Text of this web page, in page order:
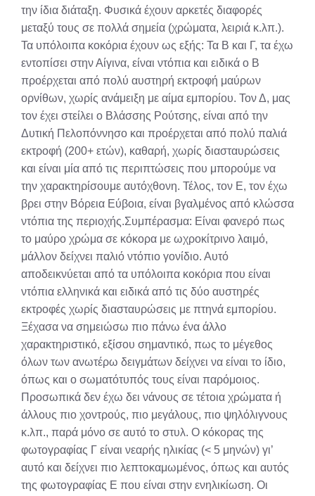
την ίδια διάταξη. Φυσικά έχουν αρκετές διαφορές
μεταξύ τους σε πολλά σημεία (χρώματα, λειριά κ.λπ.).
Τα υπόλοιπα κοκόρια έχουν ως εξής: Τα Β και Γ, τα έχω
εντοπίσει στην Αίγινα, είναι ντόπια και ειδικά ο Β
προέρχεται από πολύ αυστηρή εκτροφή μαύρων
ορνίθων, χωρίς ανάμειξη με αίμα εμπορίου. Τον Δ, μας
τον έχει στείλει ο Βλάσσης Ρούτσης, είναι από την
Δυτική Πελοπόννησο και προέρχεται από πολύ παλιά
εκτροφή (200+ ετών), καθαρή, χωρίς διασταυρώσεις
και είναι μία από τις περιπτώσεις που μπορούμε να
την χαρακτηρίσουμε αυτόχθονη. Τέλος, τον Ε, τον έχω
βρει στην Βόρεια Εύβοια, είναι βγαλμένος από κλώσσα
ντόπια της περιοχής.Συμπέρασμα: Είναι φανερό πως
το μαύρο χρώμα σε κόκορα με ωχροκίτρινο λαιμό,
μάλλον δείχνει παλιό ντόπιο γονίδιο. Αυτό
αποδεικνύεται από τα υπόλοιπα κοκόρια που είναι
ντόπια ελληνικά και ειδικά από τις δύο αυστηρές
εκτροφές χωρίς διασταυρώσεις με πτηνά εμπορίου.
Ξέχασα να σημειώσω πιο πάνω ένα άλλο
χαρακτηριστικό, εξίσου σημαντικό, πως το μέγεθος
όλων των ανωτέρω δειγμάτων δείχνει να είναι το ίδιο,
όπως και ο σωματότυπός τους είναι παρόμοιος.
Προσωπικά δεν έχω δει νάνους σε τέτοια χρώματα ή
άλλους πιο χοντρούς, πιο μεγάλους, πιο ψηλόλιγνους
κ.λπ., παρά μόνο σε αυτό το στυλ. Ο κόκορας της
φωτογραφίας Γ είναι νεαρής ηλικίας (< 5 μηνών) γι’
αυτό και δείχνει πιο λεπτοκαμωμένος, όπως και αυτός
της φωτογραφίας Ε που είναι στην ενηλικίωση. Οι